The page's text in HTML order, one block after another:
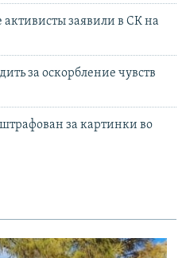
заявили в СК на
за оскорбление чувств
за картинки во